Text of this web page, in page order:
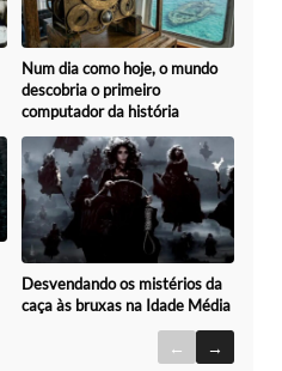
Num dia como hoje, o mundo
descobria o primeiro
computador da história
Desvendando os mistérios da
caça às bruxas na Idade Média
← →